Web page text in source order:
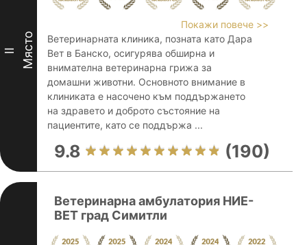
II Място
Покажи повече >>
Ветеринарната клиника, позната като Дара
Вет в Банско, осигурява обширна и
внимателна ветеринарна грижа за
домашни животни. Основното внимание в
клиниката е насочено към поддържането
на здравето и доброто състояние на
пациентите, като се поддържа ...
9.8 (190)
Ветеринарна амбулатория НИЕ-
ВЕТ град Симитли